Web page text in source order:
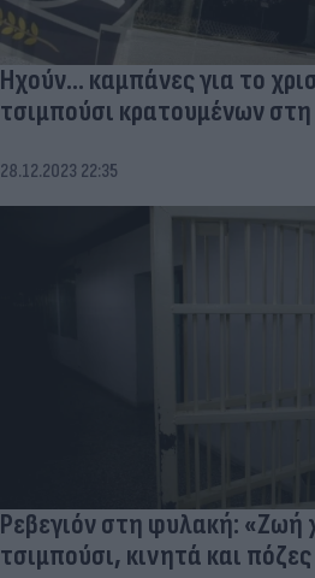
Ηχούν... καμπάνες για το
τσιμπούσι κρατουμένων
28.12.2023 22:35
Ρεβεγιόν στη φυλακή: «Ζωή
τσιμπούσι, κινητά και